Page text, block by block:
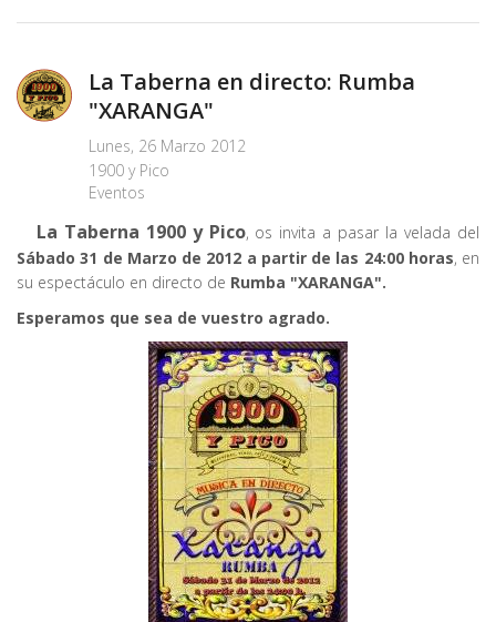
La Taberna en directo: Rumba
"XARANGA"
Lunes, 26 Marzo 2012
1900 y Pico
Eventos
La Taberna 1900 y Pico, os invita a pasar la velada del
Sábado 31 de Marzo de 2012 a partir de las 24:00 horas, en
su espectáculo en directo de Rumba "XARANGA".
Esperamos que sea de vuestro agrado.